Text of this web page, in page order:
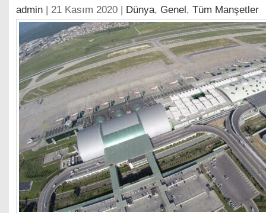
admin | 21 Kasım 2020 | Dünya, Genel, Tüm Manşetler